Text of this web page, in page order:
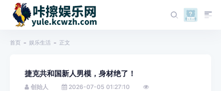
首页 娱乐生活 正文
捷克共和国新人男模，身材绝了！
创始人 2026-07-05 01:27:10